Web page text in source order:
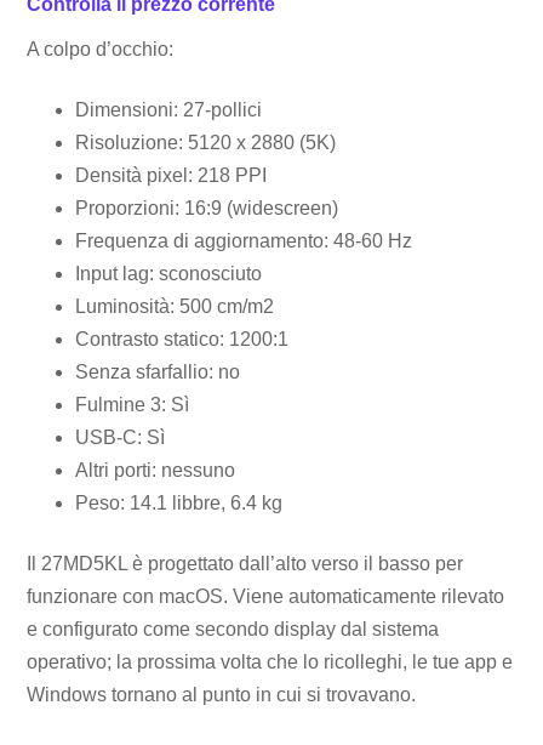
Controlla il prezzo corrente
A colpo d’occhio:
Dimensioni: 27-pollici
Risoluzione: 5120 x 2880 (5K)
Densità pixel: 218 PPI
Proporzioni: 16:9 (widescreen)
Frequenza di aggiornamento: 48-60 Hz
Input lag: sconosciuto
Luminosità: 500 cm/m2
Contrasto statico: 1200:1
Senza sfarfallio: no
Fulmine 3: Sì
USB-C: Sì
Altri porti: nessuno
Peso: 14.1 libbre, 6.4 kg
Il 27MD5KL è progettato dall’alto verso il basso per
funzionare con macOS. Viene automaticamente rilevato
e configurato come secondo display dal sistema
operativo; la prossima volta che lo ricolleghi, le tue app e
Windows tornano al punto in cui si trovavano.